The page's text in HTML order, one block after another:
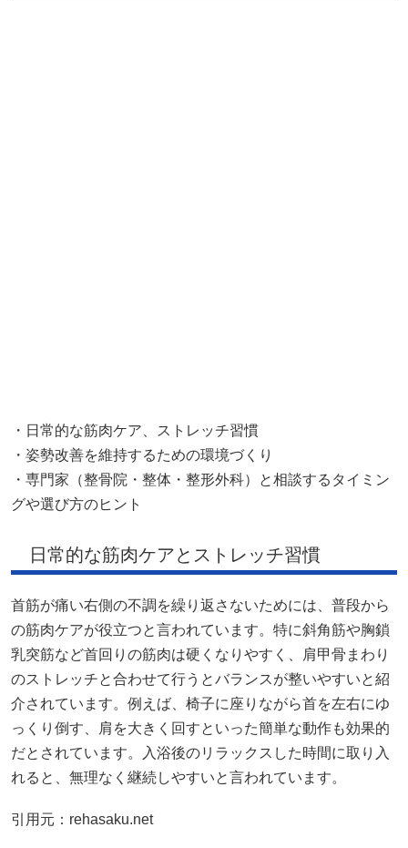
・日常的な筋肉ケア、ストレッチ習慣
・姿勢改善を維持するための環境づくり
・専門家（整骨院・整体・整形外科）と相談するタイミン
グや選び方のヒント
日常的な筋肉ケアとストレッチ習慣
首筋が痛い右側の不調を繰り返さないためには、普段から
の筋肉ケアが役立つと言われています。特に斜角筋や胸鎖
乳突筋など首回りの筋肉は硬くなりやすく、肩甲骨まわり
のストレッチと合わせて行うとバランスが整いやすいと紹
介されています。例えば、椅子に座りながら首を左右にゆ
っくり倒す、肩を大きく回すといった簡単な動作も効果的
だとされています。入浴後のリラックスした時間に取り入
れると、無理なく継続しやすいと言われています。
引用元： rehasaku.net